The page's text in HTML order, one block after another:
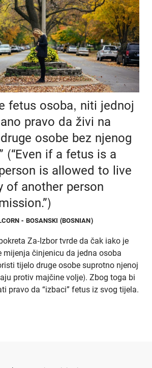
fetus osoba, niti jednoj
pravo da živi na
osobe bez njenog
(“Even if a fetus is a
is allowed to live
of another person
- BOSANSKI (BOSNIAN)
Za-Izbor tvrde da čak iako je
mijenja činjenicu da jedna osoba
tijelo druge osobe suprotno njenoj
protiv majčine volje). Zbog toga bi
pravo da “izbaci” fetus iz svog tijela.